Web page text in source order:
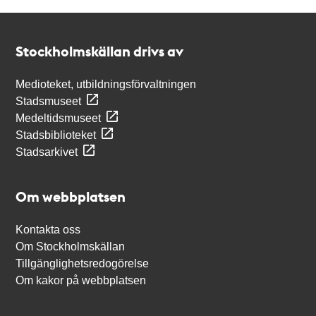
Stockholmskällan drivs av
Medioteket, utbildningsförvaltningen
Stadsmuseet
Medeltidsmuseet
Stadsbiblioteket
Stadsarkivet
Om webbplatsen
Kontakta oss
Om Stockholmskällan
Tillgänglighetsredogörelse
Om kakor på webbplatsen